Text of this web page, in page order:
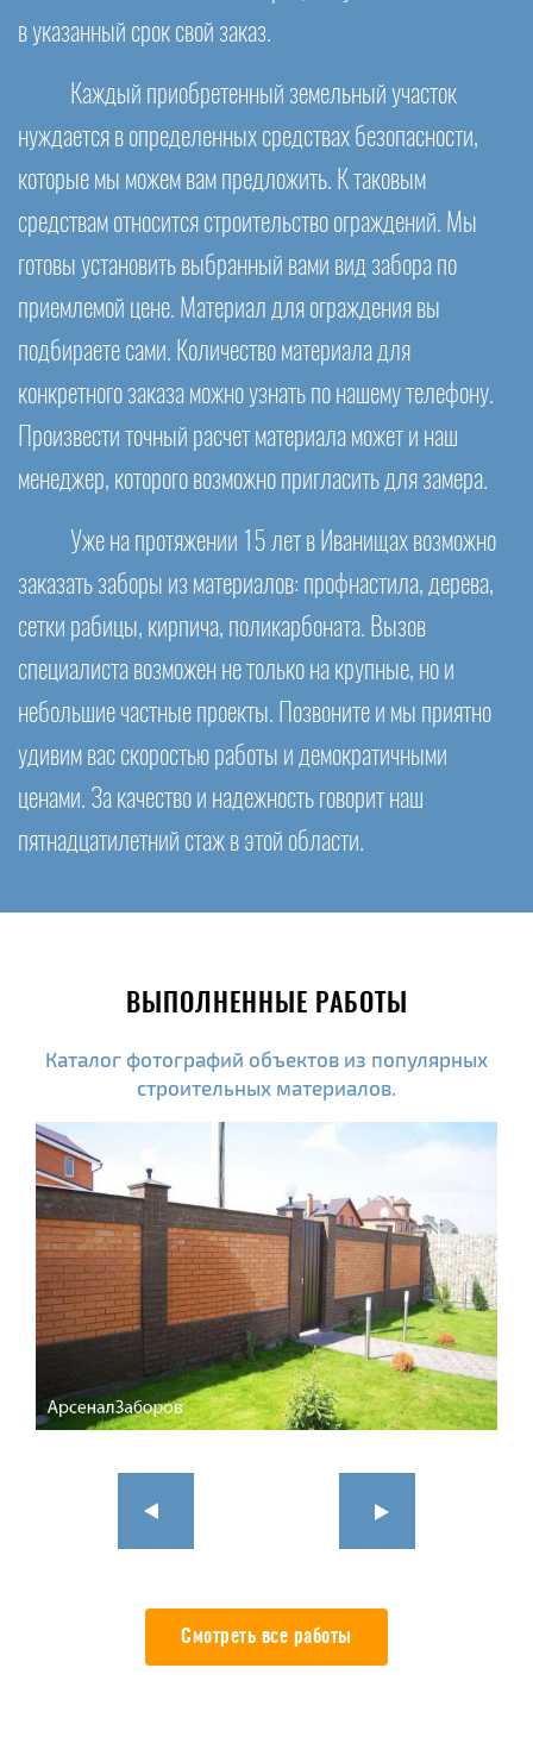
в указанный срок свой заказ.
Каждый приобретенный земельный участок
нуждается в определенных средствах безопасности,
которые мы можем вам предложить. К таковым
средствам относится строительство ограждений. Мы
готовы установить выбранный вами вид забора по
приемлемой цене. Материал для ограждения вы
подбираете сами. Количество материала для
конкретного заказа можно узнать по нашему телефону.
Произвести точный расчет материала может и наш
менеджер, которого возможно пригласить для замера.
Уже на протяжении 15 лет в Иванищах возможно
заказать заборы из материалов: профнастила, дерева,
сетки рабицы, кирпича, поликарбоната. Вызов
специалиста возможен не только на крупные, но и
небольшие частные проекты. Позвоните и мы приятно
удивим вас скоростью работы и демократичными
ценами. За качество и надежность говорит наш
пятнадцатилетний стаж в этой области.
ВЫПОЛНЕННЫЕ РАБОТЫ
Каталог фотографий объектов из популярных
строительных материалов.
Смотреть все работы